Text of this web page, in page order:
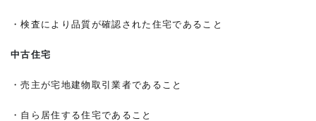
・検査により品質が確認された住宅であること
中古住宅
・売主が宅地建物取引業者であること
・自ら居住する住宅であること